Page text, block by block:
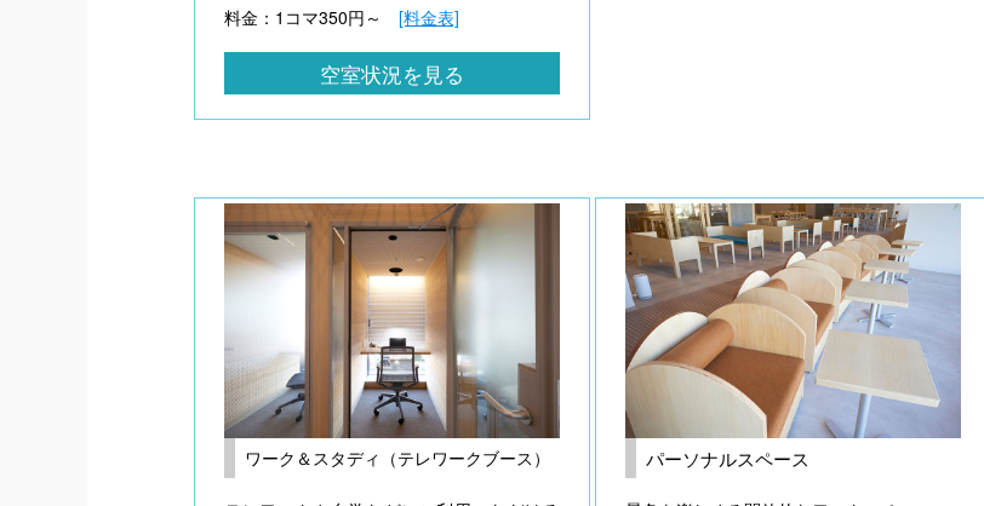
料金：1コマ350円～ [料金表]
空室状況を見る
ワーク＆スタディ（テレワークブース） パーソナルスペース